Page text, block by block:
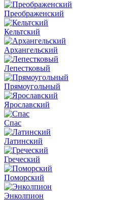
Преображенский
Кельтский
Архангельский
Лепестковый
Прямоугольный
Ярославский
Спас
Латинский
Греческий
Поморский
Энколпион